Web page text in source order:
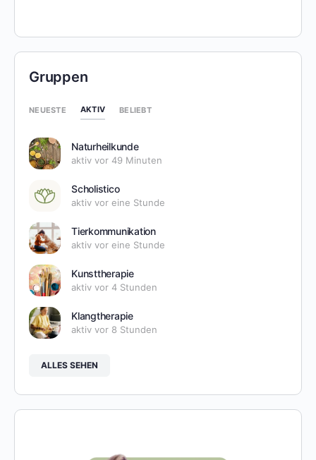
Gruppen
NEUESTE AKTIV BELIEBT
Naturheilkunde
aktiv vor 49 Minuten
Scholistico
aktiv vor eine Stunde
Tierkommunikation
aktiv vor eine Stunde
Kunsttherapie
aktiv vor 4 Stunden
Klangtherapie
aktiv vor 8 Stunden
ALLES SEHEN